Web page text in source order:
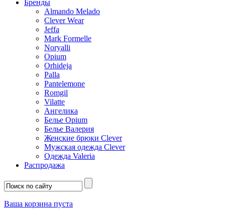
Бренды
Almando Melado
Clever Wear
Jeffa
Mark Formelle
Noryalli
Opium
Orhideja
Palla
Pantelemone
Romgil
Vilatte
Ангелика
Белье Opium
Белье Валерия
Женские брюки Clever
Мужская одежда Clever
Одежда Valeria
Распродажа
Ваша корзина пуста